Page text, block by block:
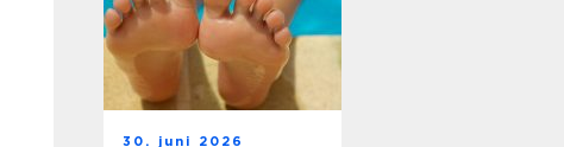
30. juni 2026